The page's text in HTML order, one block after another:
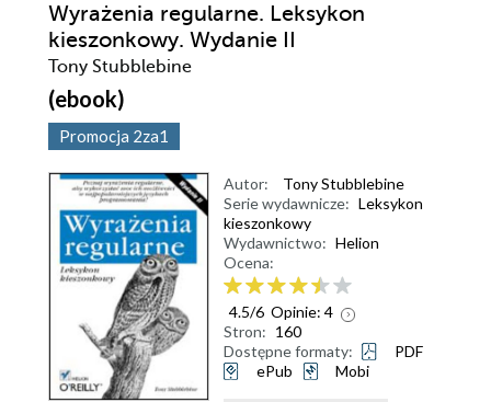
Wyrażenia regularne. Leksykon
kieszonkowy. Wydanie II
Tony Stubblebine
(ebook)
Promocja 2za1
Autor:
Tony Stubblebine
Serie wydawnicze: Leksykon
kieszonkowy
Wydawnictwo: Helion
Ocena:
4.5/6 Opinie: 4
Stron: 160
Dostępne formaty:
PDF
ePub
Mobi